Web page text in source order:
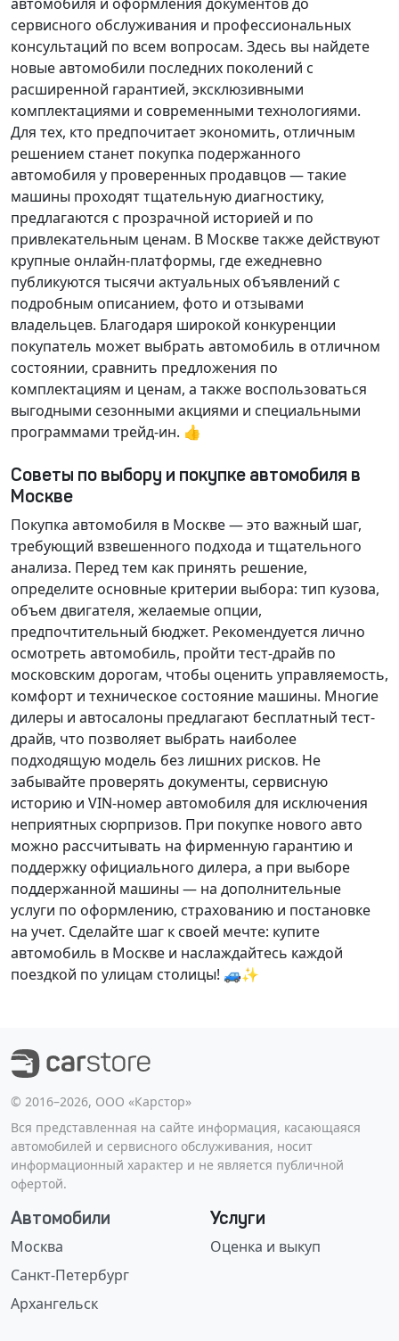
сервисного обслуживания и профессиональных
консультаций по всем вопросам. Здесь вы найдете
новые автомобили последних поколений с
расширенной гарантией, эксклюзивными
комплектациями и современными технологиями.
Для тех, кто предпочитает экономить, отличным
решением станет покупка подержанного
автомобиля у проверенных продавцов — такие
машины проходят тщательную диагностику,
предлагаются с прозрачной историей и по
привлекательным ценам. В Москве также действуют
крупные онлайн-платформы, где ежедневно
публикуются тысячи актуальных объявлений с
подробным описанием, фото и отзывами
владельцев. Благодаря широкой конкуренции
покупатель может выбрать автомобиль в отличном
состоянии, сравнить предложения по
комплектациям и ценам, а также воспользоваться
выгодными сезонными акциями и специальными
программами трейд-ин. 👍
Советы по выбору и покупке автомобиля в
Москве
Покупка автомобиля в Москве — это важный шаг,
требующий взвешенного подхода и тщательного
анализа. Перед тем как принять решение,
определите основные критерии выбора: тип кузова,
объем двигателя, желаемые опции,
предпочтительный бюджет. Рекомендуется лично
осмотреть автомобиль, пройти тест-драйв по
московским дорогам, чтобы оценить управляемость,
комфорт и техническое состояние машины. Многие
дилеры и автосалоны предлагают бесплатный тест-
драйв, что позволяет выбрать наиболее
подходящую модель без лишних рисков. Не
забывайте проверять документы, сервисную
историю и VIN-номер автомобиля для исключения
неприятных сюрпризов. При покупке нового авто
можно рассчитывать на фирменную гарантию и
поддержку официального дилера, а при выборе
поддержанной машины — на дополнительные
услуги по оформлению, страхованию и постановке
на учет. Сделайте шаг к своей мечте: купите
автомобиль в Москве и наслаждайтесь каждой
поездкой по улицам столицы! 🚙✨
©️ 2016–2026, ООО «Карстор»
Вся представленная на сайте информация, касающаяся
автомобилей и сервисного обслуживания, носит
информационный характер и не является публичной
офертой.
Автомобили
Москва
Санкт-Петербург
Архангельск
Услуги
Оценка и выкуп